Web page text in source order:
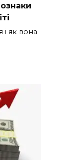
і як вона